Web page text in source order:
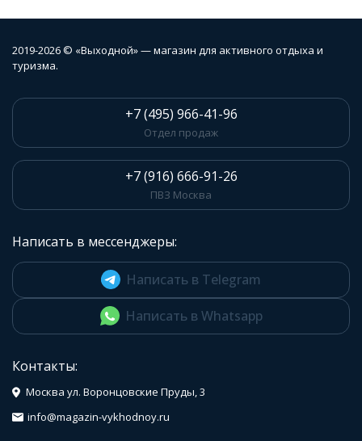
2019-2026 © «Выходной» — магазин для активного отдыха и
туризма.
+7 (495) 966-41-96
Отдел продаж
+7 (916) 666-91-26
ПВЗ Москва
Написать в мессенджеры:
Написать в Telegram
Написать в Whatsapp
Контакты:
Москва ул. Воронцовские Пруды, 3
info@magazin-vykhodnoy.ru